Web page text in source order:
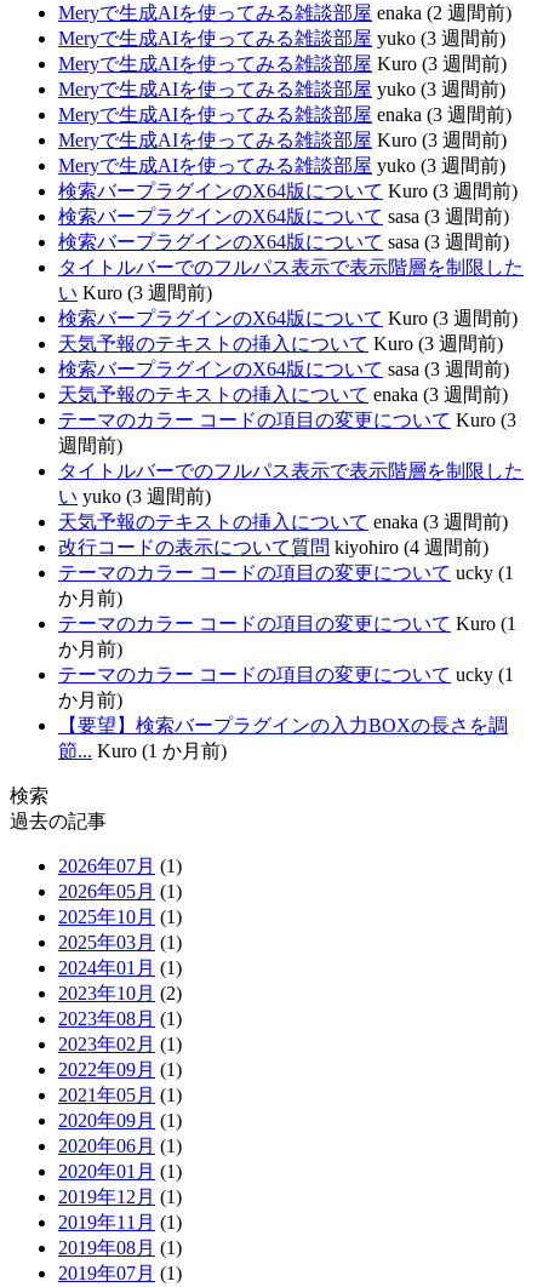
Meryで生成AIを使ってみる雑談部屋 enaka (2 週間前)
Meryで生成AIを使ってみる雑談部屋 yuko (3 週間前)
Meryで生成AIを使ってみる雑談部屋 Kuro (3 週間前)
Meryで生成AIを使ってみる雑談部屋 yuko (3 週間前)
Meryで生成AIを使ってみる雑談部屋 enaka (3 週間前)
Meryで生成AIを使ってみる雑談部屋 Kuro (3 週間前)
Meryで生成AIを使ってみる雑談部屋 yuko (3 週間前)
検索バープラグインのX64版について Kuro (3 週間前)
検索バープラグインのX64版について sasa (3 週間前)
検索バープラグインのX64版について sasa (3 週間前)
タイトルバーでのフルパス表示で表示階層を制限した
い Kuro (3 週間前)
検索バープラグインのX64版について Kuro (3 週間前)
天気予報のテキストの挿入について Kuro (3 週間前)
検索バープラグインのX64版について sasa (3 週間前)
天気予報のテキストの挿入について enaka (3 週間前)
テーマのカラー コードの項目の変更について Kuro (3
週間前)
タイトルバーでのフルパス表示で表示階層を制限した
い yuko (3 週間前)
天気予報のテキストの挿入について enaka (3 週間前)
改行コードの表示について質問 kiyohiro (4 週間前)
テーマのカラー コードの項目の変更について ucky (1
か月前)
テーマのカラー コードの項目の変更について Kuro (1
か月前)
テーマのカラー コードの項目の変更について ucky (1
か月前)
【要望】検索バープラグインの入力BOXの長さを調
節... Kuro (1 か月前)
検索
過去の記事
2026年07月 (1)
2026年05月 (1)
2025年10月 (1)
2025年03月 (1)
2024年01月 (1)
2023年10月 (2)
2023年08月 (1)
2023年02月 (1)
2022年09月 (1)
2021年05月 (1)
2020年09月 (1)
2020年06月 (1)
2020年01月 (1)
2019年12月 (1)
2019年11月 (1)
2019年08月 (1)
2019年07月 (1)